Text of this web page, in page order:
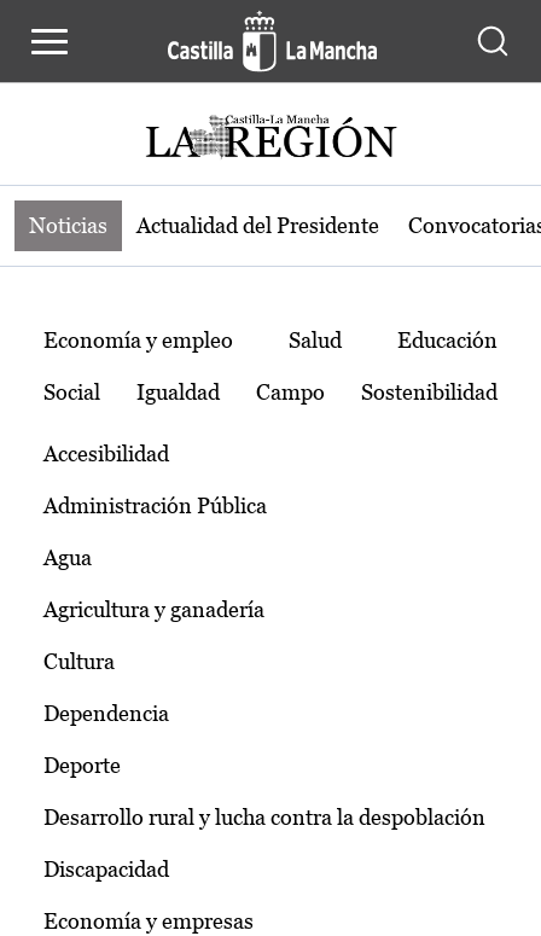
Noticias de la región de Castilla-La
Noticias Actualidad del Presidente
Temas
Economía y empleo Salud Educación
Social Igualdad Campo Sostenibilidad
Accesibilidad
Administración Pública
Agua
Agricultura y ganadería
Cultura
Dependencia
Deporte
Desarrollo rural y lucha contra la despoblación
Discapacidad
Economía y empresas